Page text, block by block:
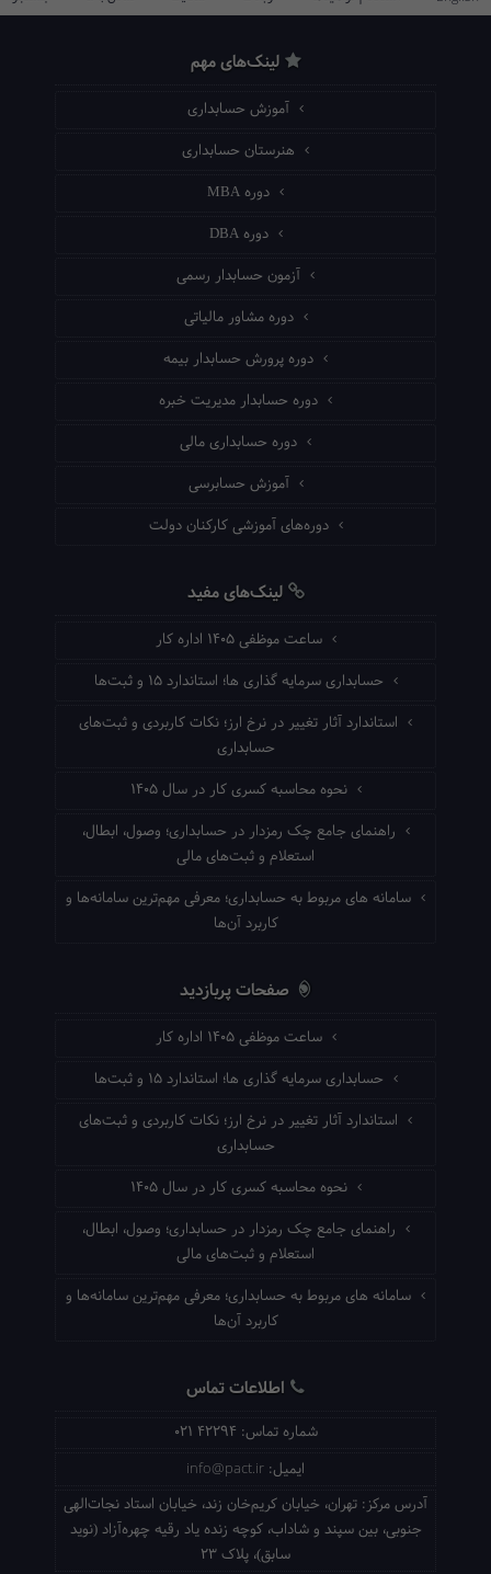
لینک‌های مهم
آموزش حسابداری
هنرستان حسابداری
دوره MBA
دوره DBA
آزمون حسابدار رسمی
دوره مشاور مالیاتی
دوره پرورش حسابدار بیمه
دوره حسابدار مدیریت خبره
دوره حسابداری مالی
آموزش حسابرسی
دوره‌های آموزشی کارکنان دولت
لینک‌های مفید
ساعت موظفی ۱۴۰۵ اداره کار
حسابداری سرمایه گذاری ها؛ استاندارد ۱۵ و ثبت‌ها
استاندارد آثار تغییر در نرخ ارز؛ نکات کاربردی و ثبت‌های
حسابداری
نحوه محاسبه کسری کار در سال ۱۴۰۵
راهنمای جامع چک رمزدار در حسابداری؛ وصول، ابطال،
استعلام و ثبت‌های مالی
سامانه های مربوط به حسابداری؛ معرفی مهم‌ترین سامانه‌ها و
کاربرد آن‌ها
صفحات پربازدید
ساعت موظفی ۱۴۰۵ اداره کار
حسابداری سرمایه گذاری ها؛ استاندارد ۱۵ و ثبت‌ها
استاندارد آثار تغییر در نرخ ارز؛ نکات کاربردی و ثبت‌های
حسابداری
نحوه محاسبه کسری کار در سال ۱۴۰۵
راهنمای جامع چک رمزدار در حسابداری؛ وصول، ابطال،
استعلام و ثبت‌های مالی
سامانه های مربوط به حسابداری؛ معرفی مهم‌ترین سامانه‌ها و
کاربرد آن‌ها
اطلاعات تماس
شماره تماس: 021 42294
ایمیل: info@pact.ir
آدرس مرکز: تهران، خیابان کریم‌خان زند، خیابان استاد نجات‌الهی
جنوبی، بین سپند و شاداب، کوچه زنده یاد رقیه چهره‌آزاد (نوید
سابق)، پلاک 23